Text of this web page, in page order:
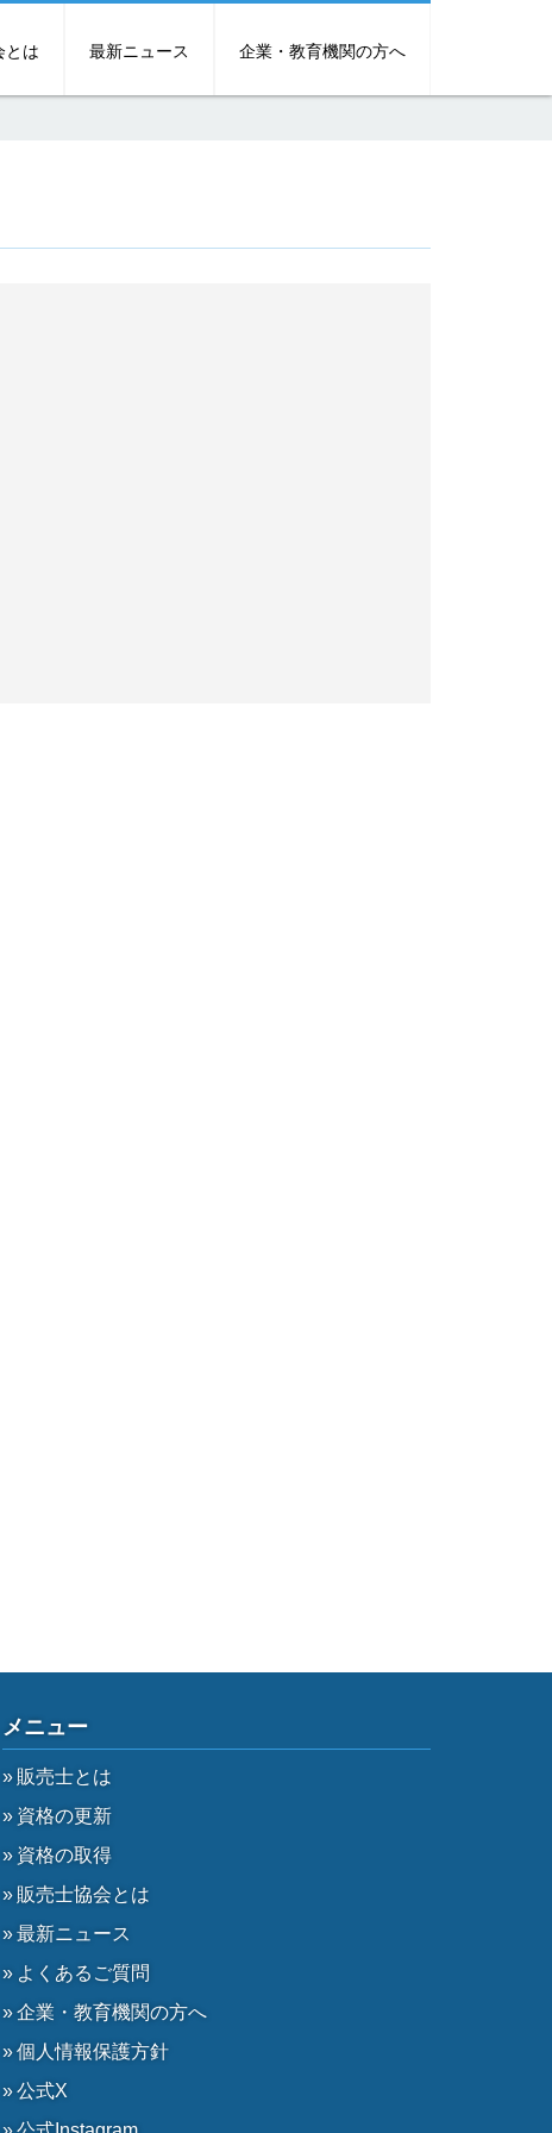
とは 最新ニュース 企業・教育機関の方へ
メニュー
販売士とは
資格の更新
資格の取得
販売士協会とは
最新ニュース
よくあるご質問
企業・教育機関の方へ
個人情報保護方針
公式X